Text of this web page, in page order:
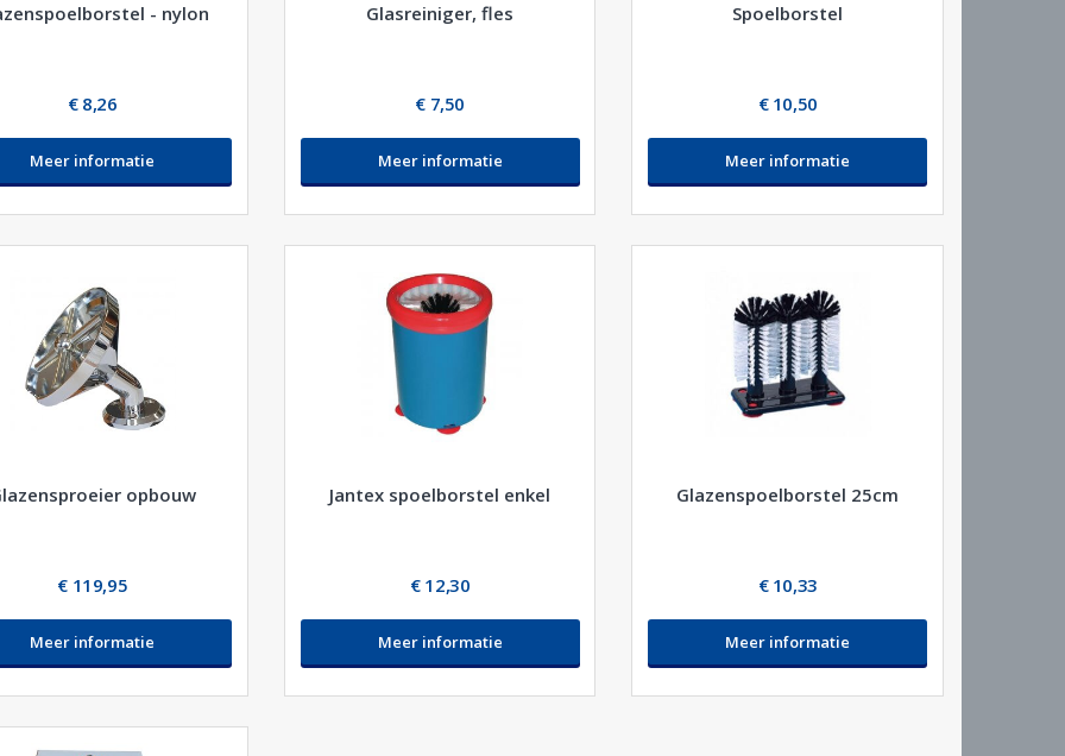
- nylon
€ 8,26
Meer informatie
Glasreiniger, fles
€ 7,50
Meer informatie
Spoelborstel
€ 10,50
Meer informatie
opbouw
€ 119,95
Meer informatie
Jantex spoelborstel enkel
€ 12,30
Meer informatie
Glazenspoelborstel 25cm
€ 10,33
Meer informatie